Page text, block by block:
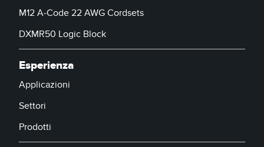
M12 A-Code 22 AWG Cordsets
DXMR50 Logic Block
Esperienza
Applicazioni
Settori
Prodotti